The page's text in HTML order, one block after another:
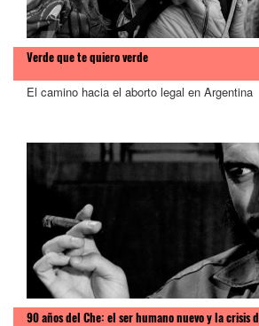
Verde que te quiero verde
El camino hacia el aborto legal en Argentina
90 años del Che: el ser humano nuevo y la crisis